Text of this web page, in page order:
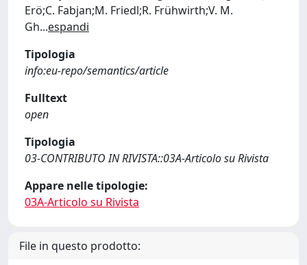
Erö;C. Fabjan;M. Friedl;R. Frühwirth;V. M.
Gh...espandi
Tipologia
info:eu-repo/semantics/article
Fulltext
open
Tipologia
03-CONTRIBUTO IN RIVISTA::03A-Articolo su Rivista
Appare nelle tipologie:
03A-Articolo su Rivista
File in questo prodotto: